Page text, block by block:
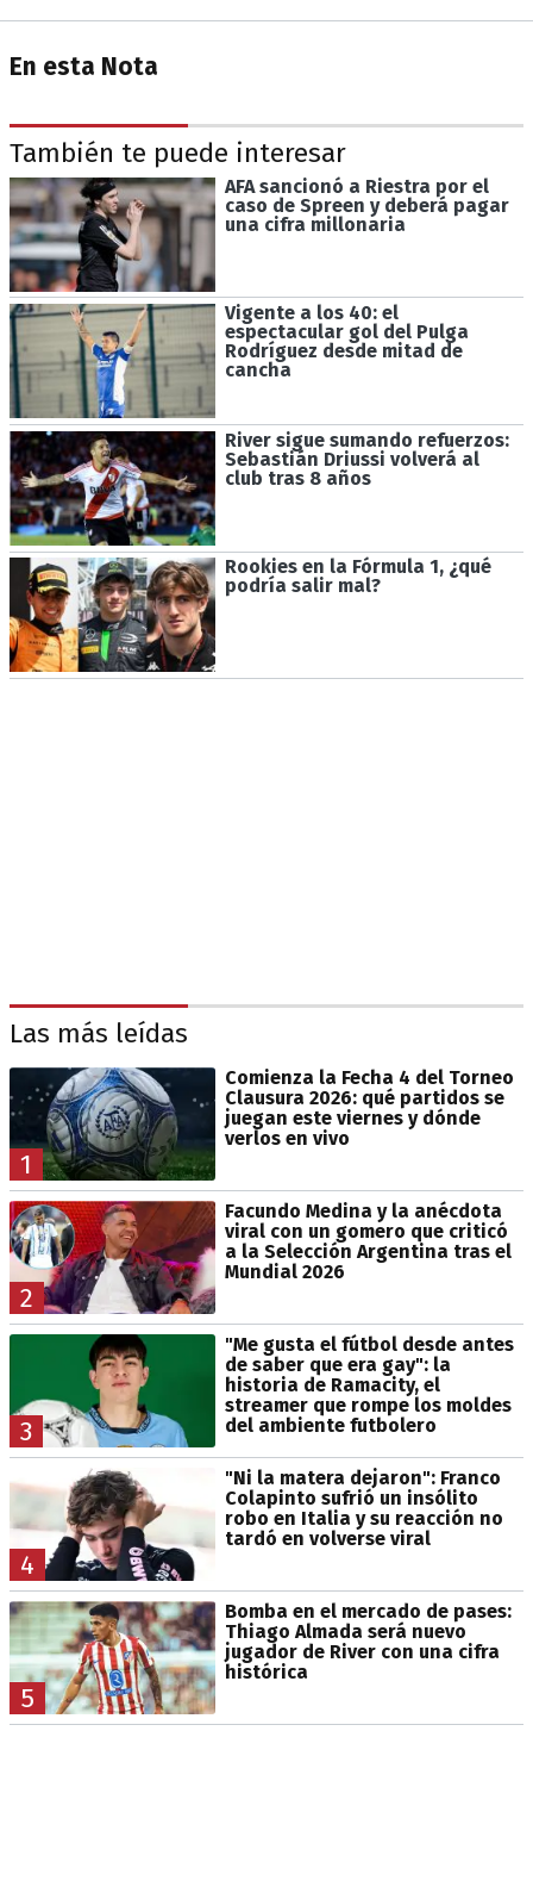
En esta Nota
También te puede interesar
AFA sancionó a Riestra por el
caso de Spreen y deberá pagar
una cifra millonaria
Vigente a los 40: el
espectacular gol del Pulga
Rodríguez desde mitad de
cancha
River sigue sumando refuerzos:
Sebastián Driussi volverá al
club tras 8 años
Rookies en la Fórmula 1, ¿qué
podría salir mal?
Las más leídas
1
Comienza la Fecha 4 del Torneo
Clausura 2026: qué partidos se
juegan este viernes y dónde
verlos en vivo
2
Facundo Medina y la anécdota
viral con un gomero que criticó
a la Selección Argentina tras el
Mundial 2026
3
"Me gusta el fútbol desde antes
de saber que era gay": la
historia de Ramacity, el
streamer que rompe los moldes
del ambiente futbolero
4
"Ni la matera dejaron": Franco
Colapinto sufrió un insólito
robo en Italia y su reacción no
tardó en volverse viral
5
Bomba en el mercado de pases:
Thiago Almada será nuevo
jugador de River con una cifra
histórica